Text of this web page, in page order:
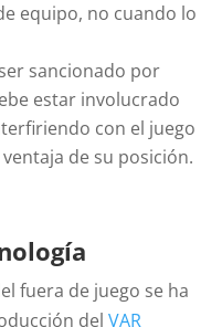
equipo, no cuando lo
sancionado por
estar involucrado
con el juego
de su posición.
fuera de juego se ha
delVAR